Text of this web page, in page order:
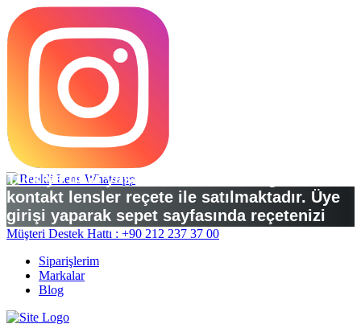
Türkiye’deki yasal düzenlemelere göre
kontakt lensler reçete ile satılmaktadır. Üye
girişi yaparak sepet sayfasında reçetenizi
yükleyebilirsiniz.
Müşteri Destek Hattı : +90 212 237 37 00
Siparişlerim
Markalar
Blog